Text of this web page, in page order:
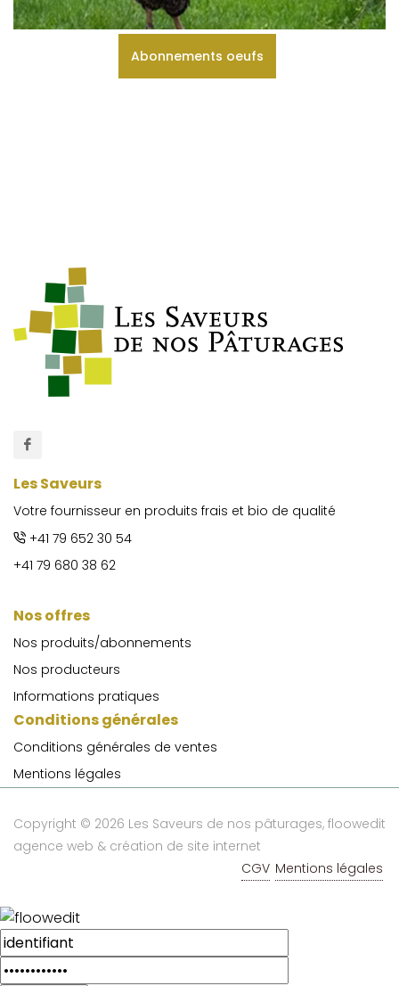
Abonnements oeufs
Les Saveurs
Votre fournisseur en produits frais et bio de qualité
+41 79 652 30 54
+41 79 680 38 62
Nos offres
Nos produits/abonnements
Nos producteurs
Informations pratiques
Conditions générales
Conditions générales de ventes
Mentions légales
Copyright © 2026 Les Saveurs de nos pâturages, floowedit
agence web & création de site internet
CGV Mentions légales